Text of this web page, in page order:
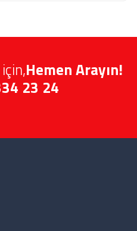
Hemen Arayın!
23 24